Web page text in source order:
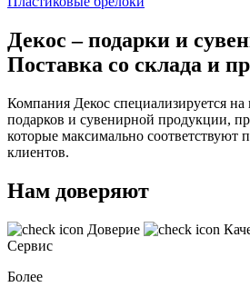
Декос – подарки и
Поставка со склада и
Компания Декос специализируется на
подарков и сувенирной продукции,
которые максимально соответствуют
клиентов.
Нам доверяют
Доверие
Сервис
Более